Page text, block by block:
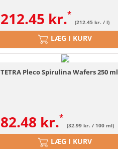
212.45 kr. (212.45 kr. / l)
LÆG I KURV
TETRA Pleco Spirulina Wafers 250 ml
82.48 kr. (32.99 kr. / 100 ml)
LÆG I KURV